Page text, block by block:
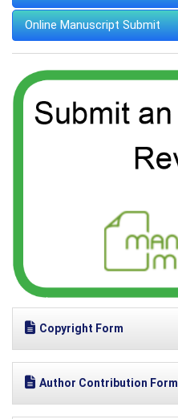
Online Manuscript Submit
Copyright Form
Author Contribution Form